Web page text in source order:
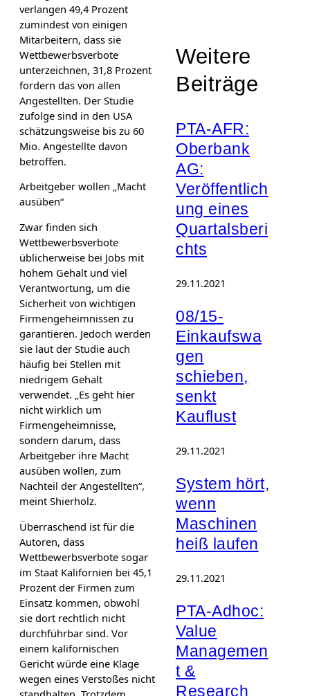
verlangen 49,4 Prozent
zumindest von einigen
Mitarbeitern, dass sie
Wettbewerbsverbote
unterzeichnen, 31,8 Prozent
fordern das von allen
Angestellten. Der Studie
zufolge sind in den USA
schätzungsweise bis zu 60
Mio. Angestellte davon
betroffen.
Arbeitgeber wollen „Macht
ausüben“
Zwar finden sich
Wettbewerbsverbote
üblicherweise bei Jobs mit
hohem Gehalt und viel
Verantwortung, um die
Sicherheit von wichtigen
Firmengeheimnissen zu
garantieren. Jedoch werden
sie laut der Studie auch
häufig bei Stellen mit
niedrigem Gehalt
verwendet. „Es geht hier
nicht wirklich um
Firmengeheimnisse,
sondern darum, dass
Arbeitgeber ihre Macht
ausüben wollen, zum
Nachteil der Angestellten“,
meint Shierholz.
Überraschend ist für die
Autoren, dass
Wettbewerbsverbote sogar
im Staat Kalifornien bei 45,1
Prozent der Firmen zum
Einsatz kommen, obwohl
sie dort rechtlich nicht
durchführbar sind. Vor
einem kalifornischen
Gericht würde eine Klage
wegen eines Verstoßes nicht
Weitere
Beiträge
PTA-AFR:
Oberbank
AG:
Veröffentlich
ung eines
Quartalsberi
chts
29.11.2021
08/15-
Einkaufswa
gen
schieben,
senkt
Kauflust
29.11.2021
System hört,
wenn
Maschinen
heiß laufen
29.11.2021
PTA-Adhoc:
Value
Managemen
t &
Research